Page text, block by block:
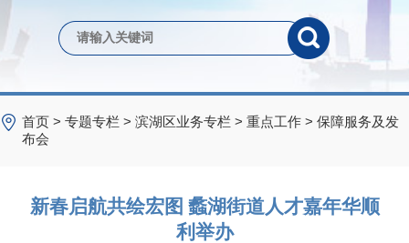
首页 > 专题专栏 > 滨湖区业务专栏 > 重点工作 > 保障服务及发
布会
新春启航共绘宏图 蠡湖街道人才嘉年华顺
利举办